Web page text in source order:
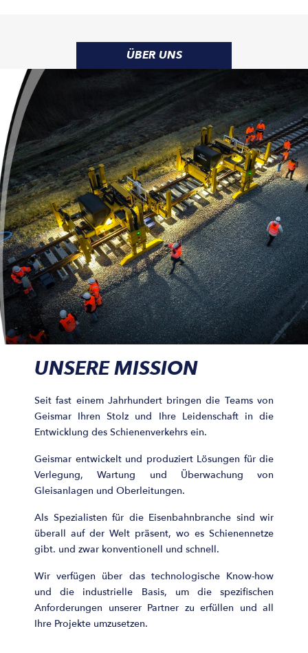
ÜBER UNS
UNSERE MISSION
Seit fast einem Jahrhundert bringen die Teams von
Geismar Ihren Stolz und Ihre Leidenschaft in die
Entwicklung des Schienenverkehrs ein.
Geismar entwickelt und produziert Lösungen für die
Verlegung, Wartung und Überwachung von
Gleisanlagen und Oberleitungen.
Als Spezialisten für die Eisenbahnbranche sind wir
überall auf der Welt präsent, wo es Schienennetze
gibt. und zwar konventionell und schnell.
Wir verfügen über das technologische Know-how
und die industrielle Basis, um die spezifischen
Anforderungen unserer Partner zu erfüllen und all
Ihre Projekte umzusetzen.